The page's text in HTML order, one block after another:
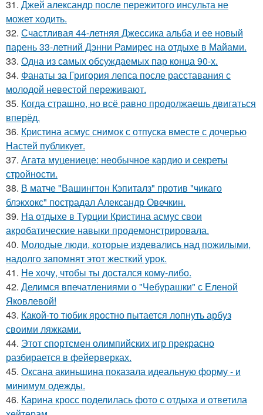
31. Джей александр после пережитого инсульта не
может ходить.
32. Счастливая 44-летняя Джессика альба и ее новый
парень 33-летний Дэнни Рамирес на отдыхе в Майами.
33. Одна из самых обсуждаемых пар конца 90-х.
34. Фанаты за Григория лепса после расставания с
молодой невестой переживают.
35. Когда страшно, но всё равно продолжаешь двигаться
вперёд.
36. Кристина асмус снимок с отпуска вместе с дочерью
Настей публикует.
37. Агата муцениеце: необычное кардио и секреты
стройности.
38. В матче "Вашингтон Кэпиталз" против "чикаго
блэкхокс" пострадал Александр Овечкин.
39. На отдыхе в Турции Кристина асмус свои
акробатические навыки продемонстрировала.
40. Молодые люди, которые издевались над пожилыми,
надолго запомнят этот жесткий урок.
41. Не хочу, чтобы ты достался кому-либо.
42. Делимся впечатлениями о "Чебурашки" с Еленой
Яковлевой!
43. Какой-то тюбик яростно пытается лопнуть арбуз
своими ляжками.
44. Этот спортсмен олимпийских игр прекрасно
разбирается в фейерверках.
45. Оксана акиньшина показала идеальную форму - и
минимум одежды.
46. Карина кросс поделилась фото с отдыха и ответила